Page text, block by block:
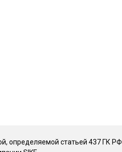
определяемой статьей 437 ГК РФ.